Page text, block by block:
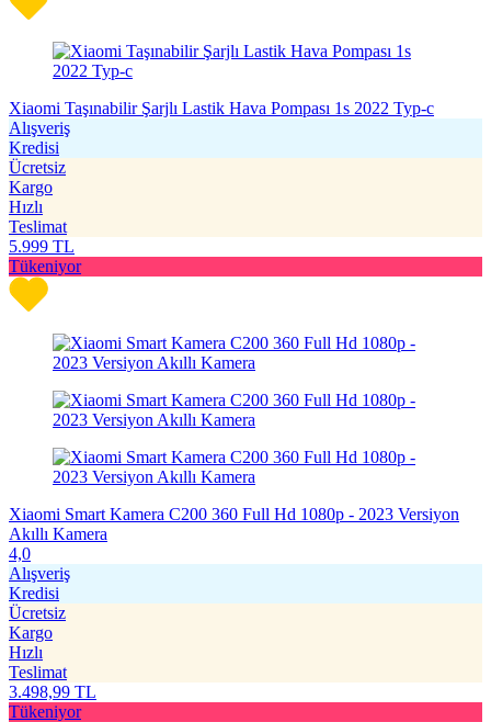
Xiaomi Taşınabilir Şarjlı Lastik Hava Pompası 1s 2022 Typ-c
Alışveriş
Kredisi
Ücretsiz
Kargo
Hızlı
Teslimat
5.999 TL
Tükeniyor
Xiaomi Smart Kamera C200 360 Full Hd 1080p - 2023 Versiyon
Akıllı Kamera
4,0
Alışveriş
Kredisi
Ücretsiz
Kargo
Hızlı
Teslimat
3.498,99 TL
Tükeniyor